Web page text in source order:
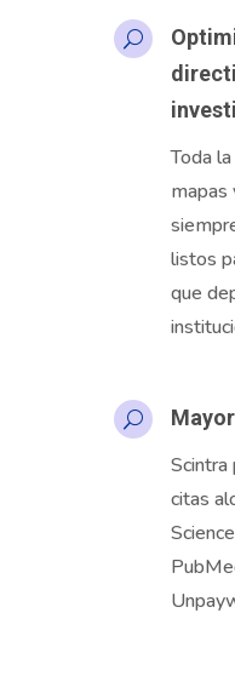
U
Toda
listos
que
U
Scintra
citas
Science